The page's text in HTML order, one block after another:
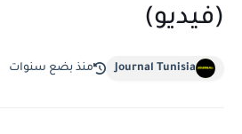
(فيديو)
Journal Tunisia منذ بضع سنوات